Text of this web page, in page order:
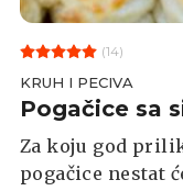
(14)
KRUH I PECIVA
Pogačice sa
Za koju god
pogačice nestat